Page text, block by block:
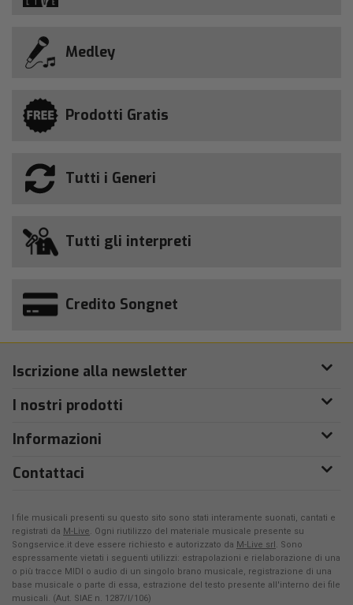
Medley
Prodotti Gratis
Tutti i Generi
Tutti gli interpreti
Credito Songnet
Iscrizione alla newsletter
I nostri prodotti
Informazioni
Contattaci
I file musicali presenti su questo sito sono stati interamente suonati, cantati e
registrati da M-Live. Ogni riutilizzo del materiale musicale presente su
Songservice.it deve essere richiesto e autorizzato da M-Live srl. Sono
espressamente vietati i seguenti utilizzi: estrapolazioni e rielaborazione di una
o più tracce MIDI o audio di un singolo brano musicale, registrazione di una
base musicale o parte di essa, estrazione del testo presente all'interno dei file
musicali. (Aut. SIAE n. 1287/I/106)